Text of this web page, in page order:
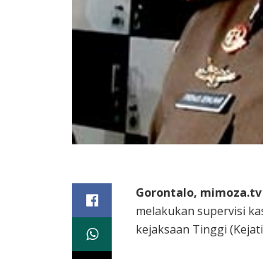
Gorontalo, mimoza.tv
melakukan supervisi
kejaksaan Tinggi